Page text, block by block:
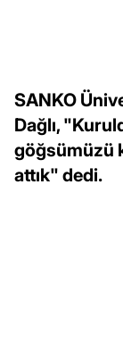
SANKO
Dağlı,
göğsümüzü
attık" dedi.